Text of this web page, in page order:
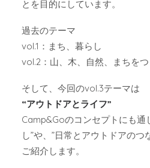
とを目的にしています。
過去のテーマ
vol.1：まち、暮らし
vol.2：山、木、自然、まちをつ
そして、今回のvol.3テーマは
“アウトドアとライフ”
Camp&Goのコンセプトにも通
し”や、”日常とアウトドアのつ
ご紹介します。